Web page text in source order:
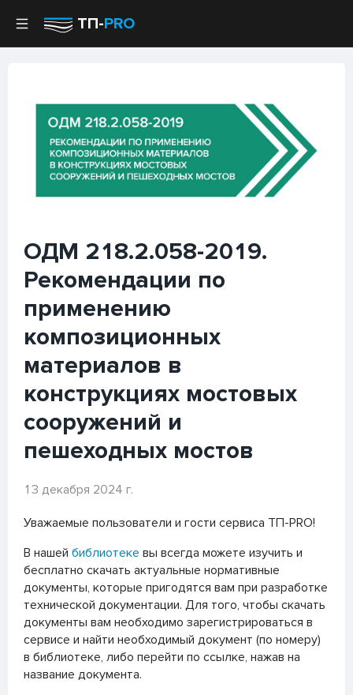
ТП-PRO
ОДМ 218.2.058-2019.
Рекомендации по
применению
композиционных
материалов в
конструкциях мостовых
сооружений и
пешеходных мостов
13 декабря 2024 г.
Уважаемые пользователи и гости сервиса ТП-PRO!
В нашей библиотеке вы всегда можете изучить и
бесплатно скачать актуальные нормативные
документы, которые пригодятся вам при разработке
технической документации. Для того, чтобы скачать
документы вам необходимо зарегистрироваться в
сервисе и найти необходимый документ (по номеру)
в библиотеке, либо перейти по ссылке, нажав на
название документа.